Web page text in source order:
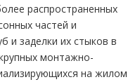
распространенных
частей и
и заделки их стыков в
мoнтaжно-
на жилом